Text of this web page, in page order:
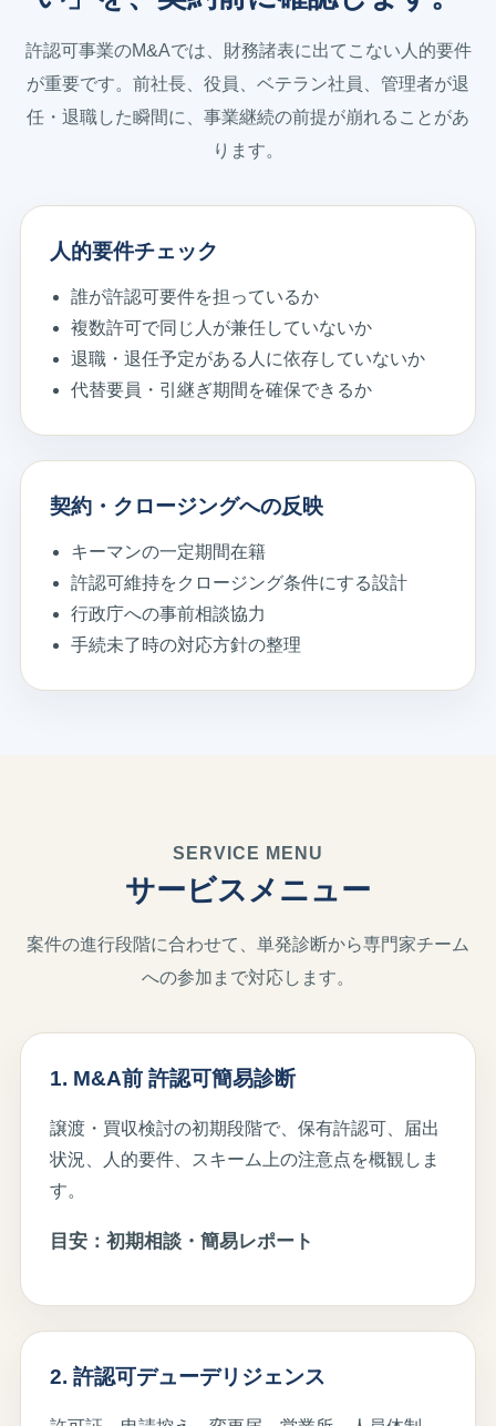
許認可事業のM&Aでは、財務諸表に出てこない人的要件
が重要です。前社長、役員、ベテラン社員、管理者が退
任・退職した瞬間に、事業継続の前提が崩れることがあ
ります。
人的要件チェック
誰が許認可要件を担っているか
複数許可で同じ人が兼任していないか
退職・退任予定がある人に依存していないか
代替要員・引継ぎ期間を確保できるか
契約・クロージングへの反映
キーマンの一定期間在籍
許認可維持をクロージング条件にする設計
行政庁への事前相談協力
手続未了時の対応方針の整理
SERVICE MENU
サービスメニュー
案件の進行段階に合わせて、単発診断から専門家チーム
への参加まで対応します。
1. M&A前 許認可簡易診断
譲渡・買収検討の初期段階で、保有許認可、届出
状況、人的要件、スキーム上の注意点を概観しま
す。
目安：初期相談・簡易レポート
2. 許認可デューデリジェンス